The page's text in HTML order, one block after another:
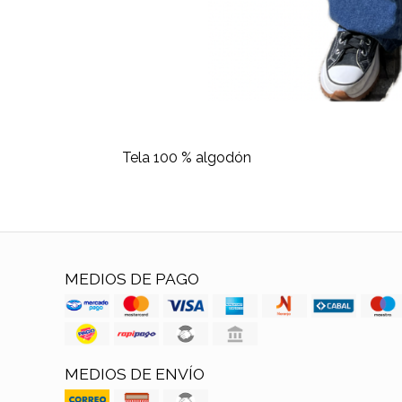
Tela 100 % algodón
MEDIOS DE PAGO
MEDIOS DE ENVÍO